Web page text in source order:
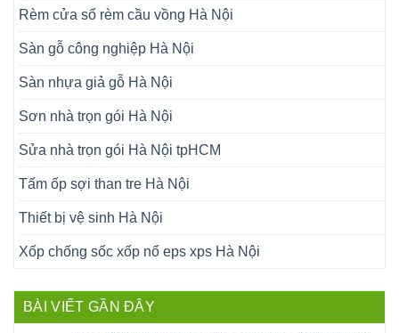
Rèm cửa sổ rèm cầu vồng Hà Nội
Sàn gỗ công nghiệp Hà Nội
Sàn nhựa giả gỗ Hà Nội
Sơn nhà trọn gói Hà Nội
Sửa nhà trọn gói Hà Nội tpHCM
Tấm ốp sợi than tre Hà Nội
Thiết bị vệ sinh Hà Nội
Xốp chống sốc xốp nổ eps xps Hà Nội
BÀI VIẾT GẦN ĐÂY